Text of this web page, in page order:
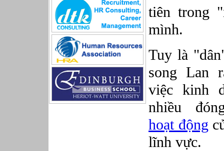
Sản xuất game online
Sở hữu công nghiệp
Tài chính
Thiết kế
Tiếp thị
Tổ chức Sản xuất
Truyền thông
Truyền thông, PR
Tư vấn
Vật tư - Hậu cần
tiên trong
mình.
Tuy là
song Lan
việc kinh
nhiều
hoạt động
lĩnh vực.